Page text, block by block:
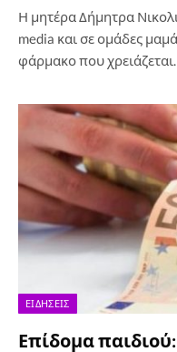
Η μητέρα Δήμητρα
media και σε ομάδες
φάρμακο που
ΕΙΔΉΣΕΙΣ
Επίδομα